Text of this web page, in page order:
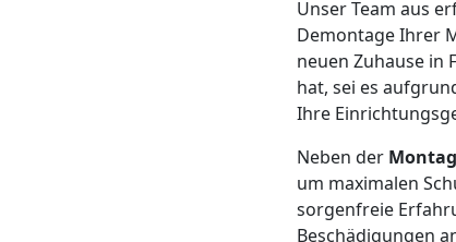
Unser Team aus
Demontage Ihrer
neuen Zuhause in
hat, sei es
Ihre
Neben der
um maximalen
sorgenfreie
Beschädigungen